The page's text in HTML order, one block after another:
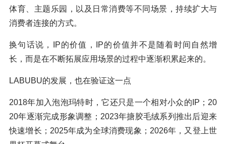
体育、主题乐园，以及日常消费等不同场景，持续扩大与
消费者连接的方式。
换句话说，IP的价值，IP的价值并不是随着时间自然增
长，而是在不断拓展应用场景的过程中逐渐积累起来的。
LABUBU的发展，也在验证这一点
2018年加入泡泡玛特时，它还只是一个相对小众的IP；20
20年逐渐完成形象调整；2023年搪胶毛绒系列推出后迎来
快速增长；2025年成为全球消费现象；2026年，又登上世